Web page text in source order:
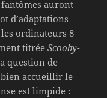
fantômes auront
d’adaptations
les ordinateurs 8
titréeScooby-
question de
accueillir le
est limpide :